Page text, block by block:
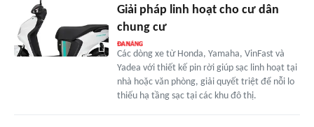
Giải pháp linh hoạt cho cư dân
chung cư
Các dòng xe từ Honda, Yamaha, VinFast và
Yadea với thiết kế pin rời giúp sạc linh hoạt tại
nhà hoặc văn phòng, giải quyết triệt để nỗi lo
thiếu hạ tầng sạc tại các khu đô thị.